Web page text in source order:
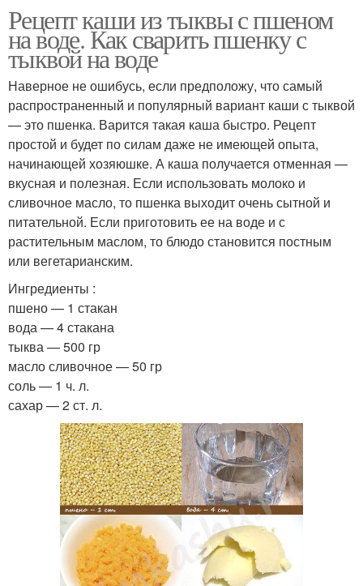
Рецепт каши из тыквы с пшеном
на воде. Как сварить пшенку с
тыквой на воде
Наверное не ошибусь, если предположу, что самый
распространенный и популярный вариант каши с тыквой
— это пшенка. Варится такая каша быстро. Рецепт
простой и будет по силам даже не имеющей опыта,
начинающей хозяюшке. А каша получается отменная —
вкусная и полезная. Если использовать молоко и
сливочное масло, то пшенка выходит очень сытной и
питательной. Если приготовить ее на воде и с
растительным маслом, то блюдо становится постным
или вегетарианским.
Ингредиенты :
пшено — 1 стакан
вода — 4 стакана
тыква — 500 гр
масло сливочное — 50 гр
соль — 1 ч. л.
сахар — 2 ст. л.